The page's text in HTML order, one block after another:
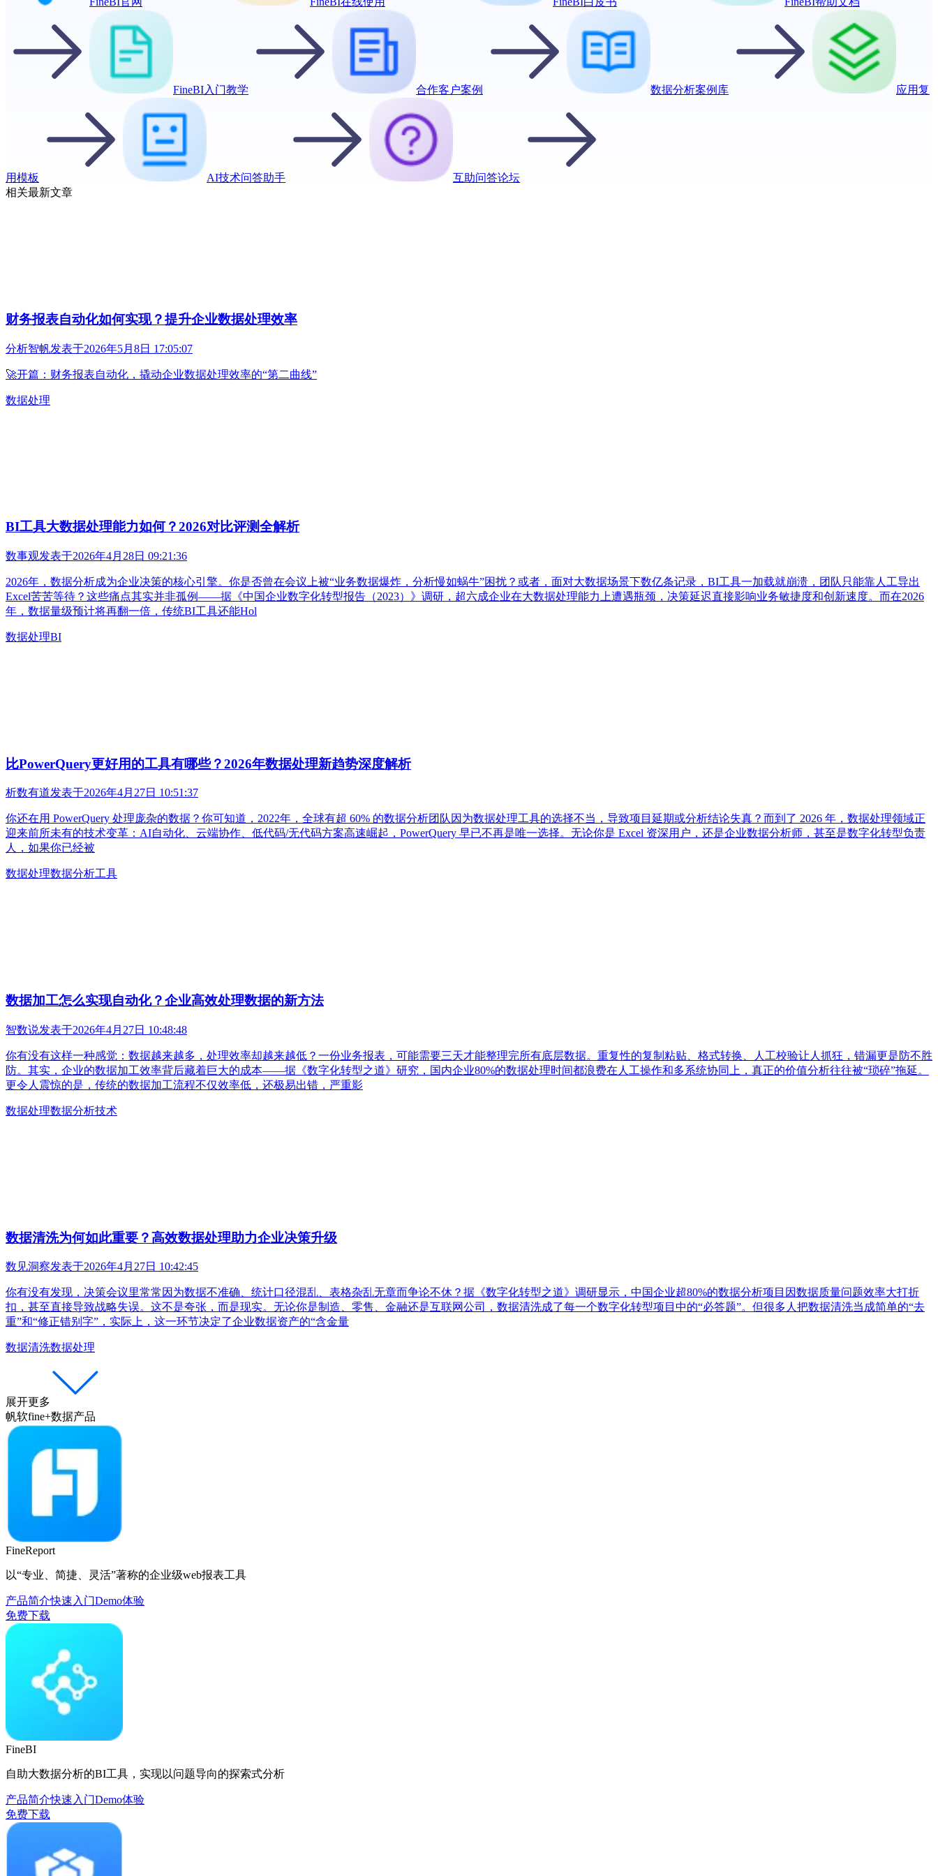
FineBI入门教学 合作客户案例 数据分析案例库 应用复
用模板 AI技术问答助手
互助问答论坛
相关最新文章
财务报表自动化如何实现？提升企业数据处理效率
分析智帆发表于2026年5月8日 17:05:07
🚀开篇：财务报表自动化，撬动企业数据处理效率的“第二曲线”
数据处理
BI工具大数据处理能力如何？2026对比评测全解析
数事观发表于2026年4月28日 09:21:36
2026年，数据分析成为企业决策的核心引擎。你是否曾在会议上被“业务数据爆炸，分析慢如蜗牛”困扰？或者，面对大数据场景下数亿条记录，BI工具一加载就崩溃，团队只能靠人工导出
Excel苦苦等待？这些痛点其实并非孤例——据《中国企业数字化转型报告（2023）》调研，超六成企业在大数据处理能力上遭遇瓶颈，决策延迟直接影响业务敏捷度和创新速度。而在2026
年，数据量级预计将再翻一倍，传统BI工具还能Hol
数据处理BI
比PowerQuery更好用的工具有哪些？2026年数据处理新趋势深度解析
析数有道发表于2026年4月27日 10:51:37
你还在用 PowerQuery 处理庞杂的数据？你可知道，2022年，全球有超 60% 的数据分析团队因为数据处理工具的选择不当，导致项目延期或分析结论失真？而到了 2026 年，数据处理领域正
迎来前所未有的技术变革：AI自动化、云端协作、低代码/无代码方案高速崛起，PowerQuery 早已不再是唯一选择。无论你是 Excel 资深用户，还是企业数据分析师，甚至是数字化转型负责
人，如果你已经被
数据处理数据分析工具
数据加工怎么实现自动化？企业高效处理数据的新方法
智数说发表于2026年4月27日 10:48:48
你有没有这样一种感觉：数据越来越多，处理效率却越来越低？一份业务报表，可能需要三天才能整理完所有底层数据。重复性的复制粘贴、格式转换、人工校验让人抓狂，错漏更是防不胜
防。其实，企业的数据加工效率背后藏着巨大的成本——据《数字化转型之道》研究，国内企业80%的数据处理时间都浪费在人工操作和多系统协同上，真正的价值分析往往被“琐碎”拖延。
更令人震惊的是，传统的数据加工流程不仅效率低，还极易出错，严重影
数据处理数据分析技术
数据清洗为何如此重要？高效数据处理助力企业决策升级
数见洞察发表于2026年4月27日 10:42:45
你有没有发现，决策会议里常常因为数据不准确、统计口径混乱、表格杂乱无章而争论不休？据《数字化转型之道》调研显示，中国企业超80%的数据分析项目因数据质量问题效率大打折
扣，甚至直接导致战略失误。这不是夸张，而是现实。无论你是制造、零售、金融还是互联网公司，数据清洗成了每一个数字化转型项目中的“必答题”。但很多人把数据清洗当成简单的“去
重”和“修正错别字”，实际上，这一环节决定了企业数据资产的“含金量
数据清洗数据处理
展开更多
帆软fine+数据产品
FineReport
以“专业、简捷、灵活”著称的企业级web报表工具
产品简介快速入门Demo体验
免费下载
FineBI
自助大数据分析的BI工具，实现以问题导向的探索式分析
产品简介快速入门Demo体验
免费下载